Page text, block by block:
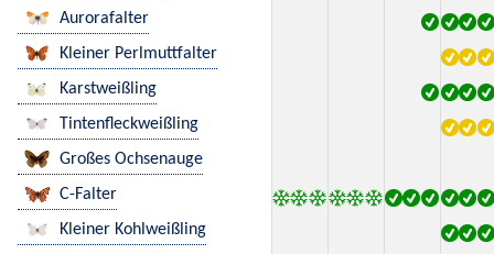
Aurorafalter
Kleiner Perlmuttfalter
Karstweißling
Tintenfleckweißling
Großes Ochsenauge
C-Falter
Kleiner Kohlweißling